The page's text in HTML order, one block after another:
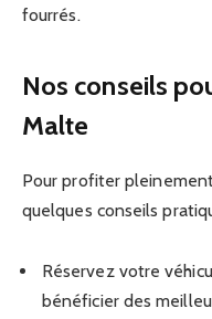
fourrés.
Nos conseils
Malte
Pour profiter
quelques conseils
Réservez votre
bénéficier des